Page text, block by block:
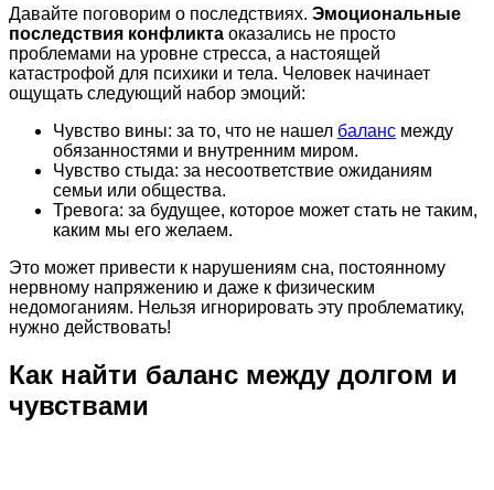
Давайте поговорим о последствиях. Эмоциональные
последствия конфликта оказались не просто
проблемами на уровне стресса, а настоящей
катастрофой для психики и тела. Человек начинает
ощущать следующий набор эмоций:
Чувство вины: за то, что не нашел баланс между
обязанностями и внутренним миром.
Чувство стыда: за несоответствие ожиданиям
семьи или общества.
Тревога: за будущее, которое может стать не таким,
каким мы его желаем.
Это может привести к нарушениям сна, постоянному
нервному напряжению и даже к физическим
недомоганиям. Нельзя игнорировать эту проблематику,
нужно действовать!
Как найти баланс между долгом и
чувствами